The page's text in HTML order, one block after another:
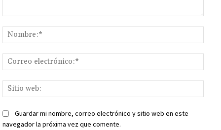
web:
Guardar mi nombre, correo electrónico y sitio web en este
navegador la próxima vez que comente.